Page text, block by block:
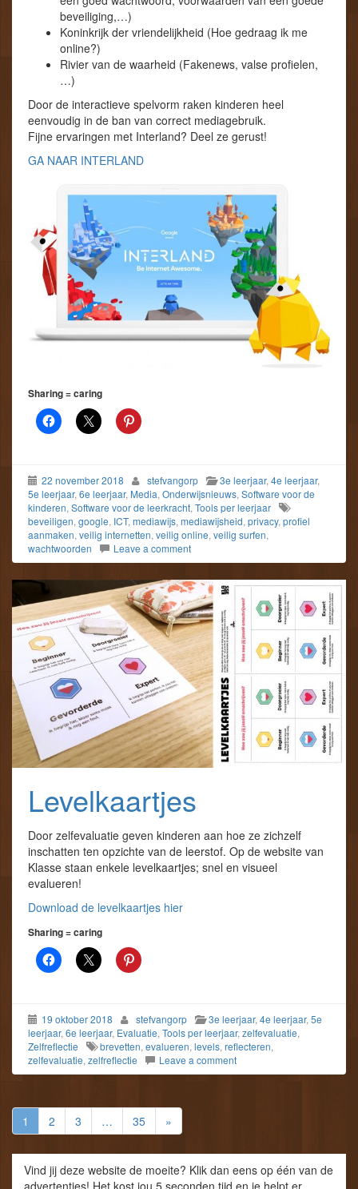
beveiliging,…)
Koninkrijk der vriendelijkheid (Hoe gedraag ik me
online?)
Rivier van de waarheid (Fakenews, valse profielen,
…)
Door de interactieve spelvorm raken kinderen heel
eenvoudig in de ban van correct mediagebruik.
Fijne ervaringen met Interland? Deel ze gerust!
GA NAAR INTERLAND
Sharing = caring
22 november 2018 stefvangorp 3e leerjaar, 4e leerjaar,
5e leerjaar, 6e leerjaar, Media, Onderwijsnieuws, Software voor de
kinderen, Software voor de leerkracht, Tools per leerjaar
beveiligen, google, ICT, mediawijs, mediawijsheid, privacy, profiel
aanmaken, veilig internetten, veilig online, veilig surfen,
wachtwoorden
Leave a comment
Levelkaartjes
Door zelfevaluatie geven kinderen aan hoe ze zichzelf
inschatten ten opzichte van de leerstof. Op de website van
Klasse staan enkele levelkaartjes; snel en visueel
evalueren!
Download de levelkaartjes hier
Sharing = caring
19 oktober 2018 stefvangorp 3e leerjaar, 4e leerjaar, 5e
leerjaar, 6e leerjaar, Evaluatie, Tools per leerjaar, zelfevaluatie,
Zelfreflectie
brevetten, evalueren, levels, reflecteren,
zelfevaluatie, zelfreflectie Leave a comment
1 2 3 … 35 »
Vind jij deze website de moeite? Klik dan eens op één van de